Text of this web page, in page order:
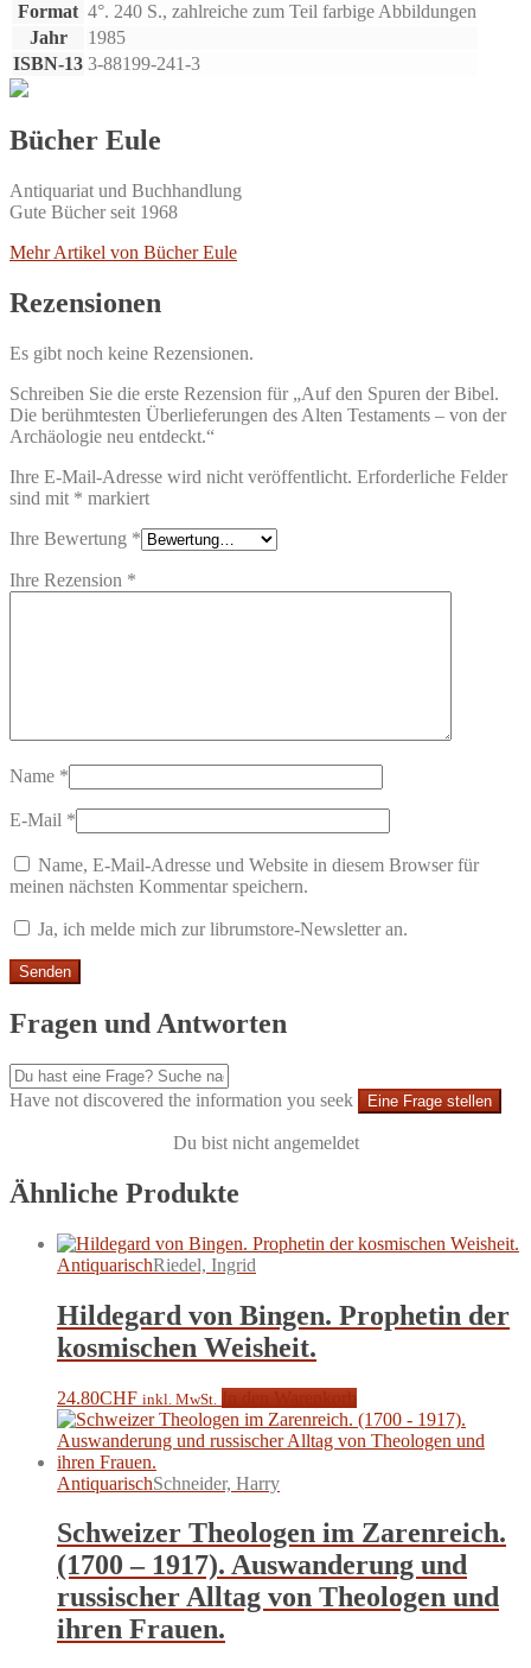
Format 4°. 240 S., zahlreiche zum Teil farbige Abbildungen
Jahr
1985
ISBN-13 3-88199-241-3
Bücher Eule
Antiquariat und Buchhandlung
Gute Bücher seit 1968
Mehr Artikel von Bücher Eule
Rezensionen
Es gibt noch keine Rezensionen.
Schreiben Sie die erste Rezension für „Auf den Spuren der Bibel.
Die berühmtesten Überlieferungen des Alten Testaments – von der
Archäologie neu entdeckt.“
Ihre E-Mail-Adresse wird nicht veröffentlicht. Erforderliche Felder
sind mit * markiert
Ihre Bewertung *
Ihre Rezension *
Name *
E-Mail *
Name, E-Mail-Adresse und Website in diesem Browser für
meinen nächsten Kommentar speichern.
Ja, ich melde mich zur librumstore-Newsletter an.
Fragen und Antworten
Have not discovered the information you seek Eine Frage stellen
Du bist nicht angemeldet
Ähnliche Produkte
AntiquarischRiedel, Ingrid
Hildegard von Bingen. Prophetin der
kosmischen Weisheit.
24.80CHF inkl. MwSt.
AntiquarischSchneider, Harry
Schweizer Theologen im Zarenreich.
(1700 – 1917). Auswanderung und
russischer Alltag von Theologen und
ihren Frauen.